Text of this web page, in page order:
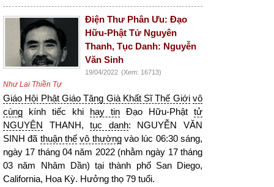
Điện Thư Phân Ưu: Đạo
Hữu-Phật Tử Nguyên
Thanh, Tục Danh: Nguyễn
Văn Sinh
19/04/2022 (Xem: 16713)
Như Lai Thiền Tự
Giáo Hội Phật Giáo Tăng Già Khất Sĩ Thế Giới vô
cùng kính tiếc khi hay tin Đạo Hữu-Phật tử
NGUYÊN THANH,tục danh: NGUYỄN VĂN
SINH đã thuận thế vô thườngvào lúc 06:30 sáng,
ngày 17 tháng 04 năm 2022 (nhằm ngày 17 tháng
03 năm Nhâm Dần) tại thành phố San Diego,
California, Hoa Kỳ. Hưởng thọ 79 tuổi.